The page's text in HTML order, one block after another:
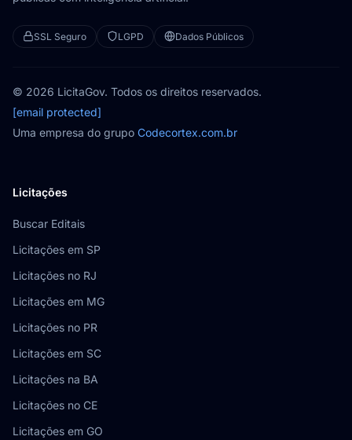
SSL Seguro LGPD Dados Públicos
© 2026 LicitaGov. Todos os direitos reservados.
[email protected]
Uma empresa do grupo Codecortex.com.br
Licitações
Buscar Editais
Licitações em SP
Licitações no RJ
Licitações em MG
Licitações no PR
Licitações em SC
Licitações na BA
Licitações no CE
Licitações em GO